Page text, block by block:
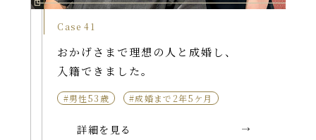
Case 41
おかげさまで理想の人と成婚し、
入籍できました。
#男性53歳 #成婚まで2年5ケ月
詳細を見る